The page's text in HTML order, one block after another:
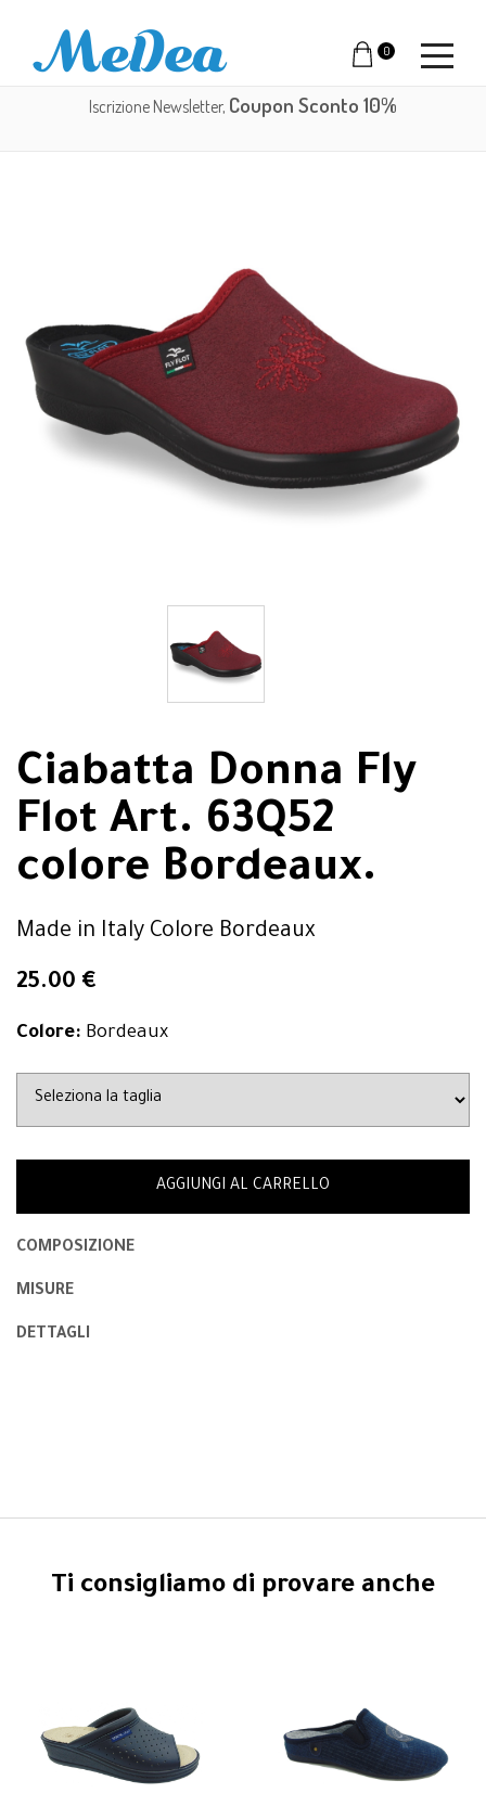
0
Iscrizione Newsletter, Coupon Sconto 10%
Ciabatta Donna Fly
Flot Art. 63Q52
colore Bordeaux.
Made in Italy Colore Bordeaux
25.00 €
Colore: Bordeaux
AGGIUNGI AL CARRELLO
COMPOSIZIONE
MISURE
DETTAGLI
Ti consigliamo di provare anche